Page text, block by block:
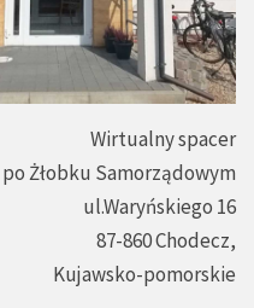
Wirtualny spacer
po Żłobku Samorządowym
ul.Waryńskiego 16
87-860 Chodecz,
Kujawsko-pomorskie